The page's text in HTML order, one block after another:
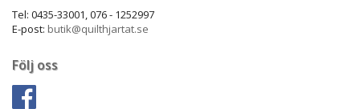
Tel: 0435-33001, 076 - 1252997
E-post: butik@quilthjartat.se
Följ oss